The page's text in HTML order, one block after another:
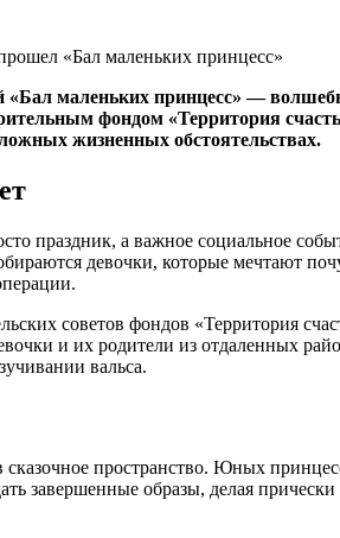
маленьких принцесс» —
фондом «Территория
жизненных обстоятельствах.
праздник, а важное социальное
девочки, которые мечтают
советов фондов «Территория
и их родители из отдаленных
вальса.
сказочное пространство. Юных
завершенные образы, делая